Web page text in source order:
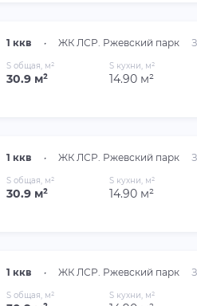
1 ккв • ЖК ЛСР. Ржевский парк
S общая, м²
30.9 м²
S кухни, м²
14.90 м²
1 ккв • ЖК ЛСР. Ржевский парк
S общая, м²
30.9 м²
S кухни, м²
14.90 м²
1 ккв • ЖК ЛСР. Ржевский парк
S общая, м² S кухни, м²